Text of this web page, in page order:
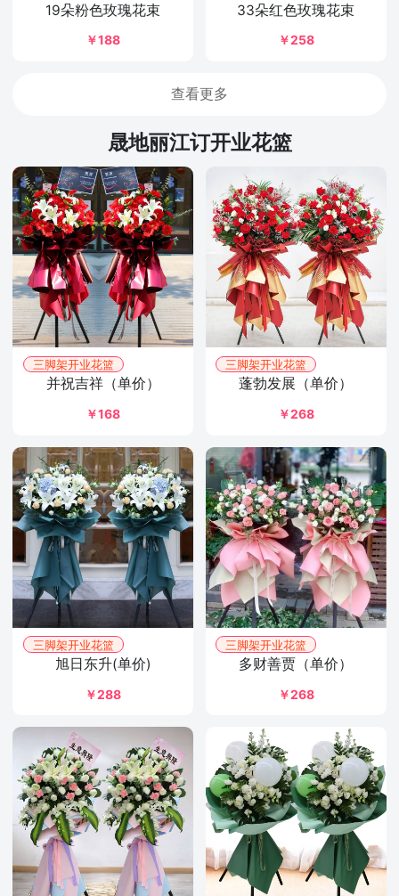
19朵粉色玫瑰花束
￥188
33朵红色玫瑰花束
￥258
查看更多
晟地丽江订开业花篮
三脚架开业花篮
并祝吉祥（单价）
￥168
三脚架开业花篮
蓬勃发展（单价）
￥268
三脚架开业花篮
旭日东升(单价)
￥288
三脚架开业花篮
多财善贾（单价）
￥268